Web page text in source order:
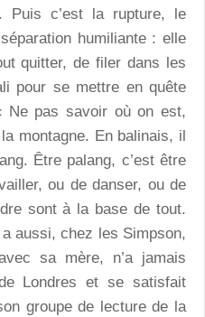
Puis c’est la rupture, le
humiliante : elle
quitter, de filer dans les
pour se mettre en quête
Ne pas savoir où on est,
montagne. En balinais, il
Être palang, c’est être
ou de danser, ou de
sont à la base de tout.
aussi, chez les Simpson,
sa mère, n’a jamais
Londres et se satisfait
groupe de lecture de la